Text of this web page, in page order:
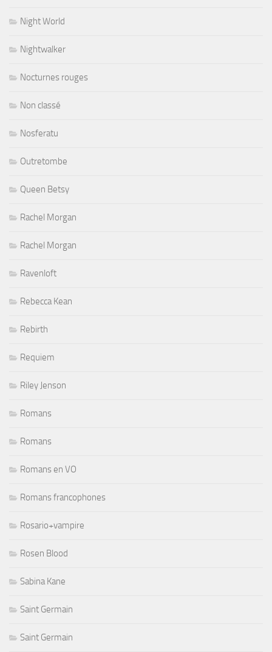
Night World
Nightwalker
Nocturnes rouges
Non classé
Nosferatu
Outretombe
Queen Betsy
Rachel Morgan
Rachel Morgan
Ravenloft
Rebecca Kean
Rebirth
Requiem
Riley Jenson
Romans
Romans
Romans en VO
Romans francophones
Rosario+vampire
Rosen Blood
Sabina Kane
Saint Germain
Saint Germain